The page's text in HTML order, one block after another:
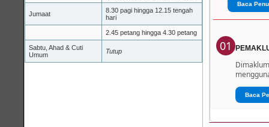
Jumaat
8.30 pagi hingga 12.15 tengah
hari
2.45 petang hingga 4.30 petang
Sabtu, Ahad & Cuti
Umum
Tutup
Baca
01
Baca